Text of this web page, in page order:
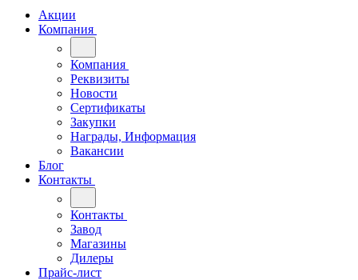
Акции
Компания
Компания
Реквизиты
Новости
Сертификаты
Закупки
Награды, Информация
Вакансии
Блог
Контакты
Контакты
Завод
Магазины
Дилеры
Прайс-лист